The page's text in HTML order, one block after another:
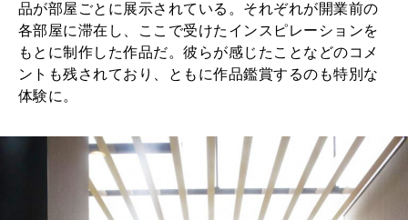
品が部屋ごとに展示されている。それぞれが開業前の
各部屋に滞在し、ここで受けたインスピレーションを
もとに制作した作品だ。彼らが感じたことなどのコメ
ントも残されており、ともに作品鑑賞するのも特別な
体験に。